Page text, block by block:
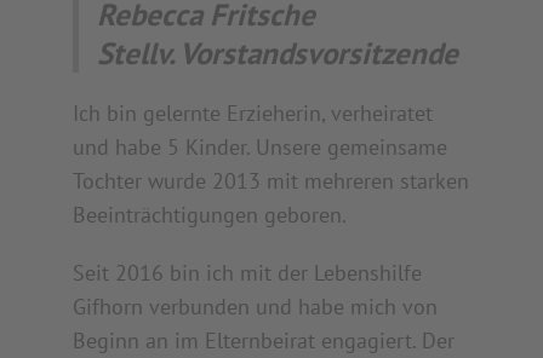
Rebecca Fritsche
Stellv. Vorstandsvorsitzende
Ich bin gelernte Erzieherin, verheiratet
und habe 5 Kinder. Unsere gemeinsame
Tochter wurde 2013 mit mehreren starken
Beeinträchtigungen geboren.
Seit 2016 bin ich mit der Lebenshilfe
Gifhorn verbunden und habe mich von
Beginn an im Elternbeirat engagiert. Der